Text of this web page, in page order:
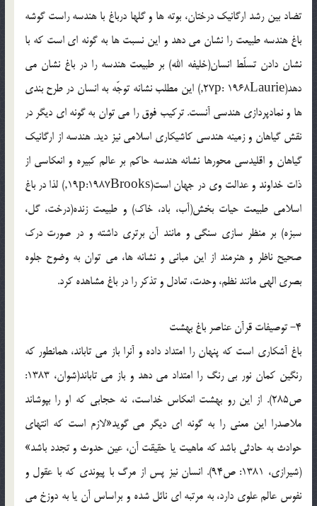
تضاد بین رشد ارگانیک درختان، بوته ها و گلها درباغ با هندسه راست گوشه
باغ هندسه طبیعت را نشان می دهد و این نسبت ها به گونه ای است که با
نشان دادن تسلّط انسان(خلیفه الله) بر طبیعت هندسه را در باغ نشان می
دهد(27p: 1968Laurie,) این مطلب نشانه توجّه به انسان در طرح بندی
ها و نمادپردازی هندسی آنست. ترکیب فوق را می توان به گونه ای دیگر در
نقش گیاهان و زمینه هندسی کاشیکاری اسلامی نیز دید. هندسه از ارگانیک
گیاهان و اقلیدسی محورها نشانه هندسه حاکم بر عالم کبیره و انعکاسی از
ذات خداوند و عدالت وی در جهان است(19p:1987Brooks,) لذا در باغ
اسلامی طبیعت حیات بخش(آب، باد، خاک) و طبیعت زنده(درخت، گل،
سبزه) بر منظر سازی سنگی و مانند آن برتری داشته و در صورت درک
صحیح ناظر و هنرمند از این مبانی و نشانه ها، می توان به وضوح جلوه
بصری الهی مانند نظم، وحدت، تعادل و تذکر را در باغ مشاهده کرد.
4- توصیفات قرآن عناصر باغ بهشت
باغ آشکاری است که پنهان را امتداد داده و آنرا باز می تاباند، همانطور که
رنگین کمان نور بی رنگ را امتداد می دهد و باز می تاباند(شوان، 1383:
ص285). از این رو بهشت انعکاس خداست، نه حجابی که او را بپوشاند
ملاصدرا این معنی را به گونه ای دیگر می گوید«لازم است که انتهای
حوادث به حادثی باشد که ماهیت یا حقیقت آن، عین حدوث و تجدد باشد»
(شیرازی، 1381: ص94). انسان نیز پس از مرگ با پیوندی که با عقول و
نفوس عالم علوی دارد، به مرتبه ای نائل شده و براساس آن یا به دوزخ می